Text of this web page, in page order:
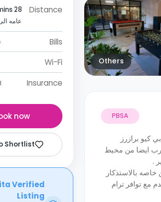
Others
PBSA
كيو برازرز
ايضا من محيط
.
بالاستذكار
مع توافر ترام
Distance
عامه
Bills
Wi-Fi
Insurance
now
Shortlist
Verified
Listing